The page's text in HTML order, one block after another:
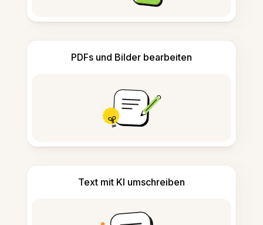
PDFs und Bilder bearbeiten
Text mit KI umschreiben